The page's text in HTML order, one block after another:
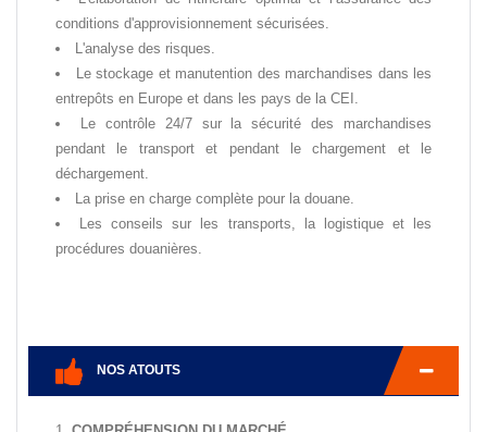
conditions d'approvisionnement sécurisées.
L'analyse des risques.
Le stockage et manutention des marchandises dans les
entrepôts en Europe et dans les pays de la CEI.
Le contrôle 24/7 sur la sécurité des marchandises
pendant le transport et pendant le chargement et le
déchargement.
La prise en charge complète pour la douane.
Les conseils sur les transports, la logistique et les
procédures douanières.
NOS ATOUTS